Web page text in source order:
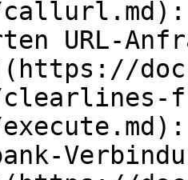
URL-
clearlines-